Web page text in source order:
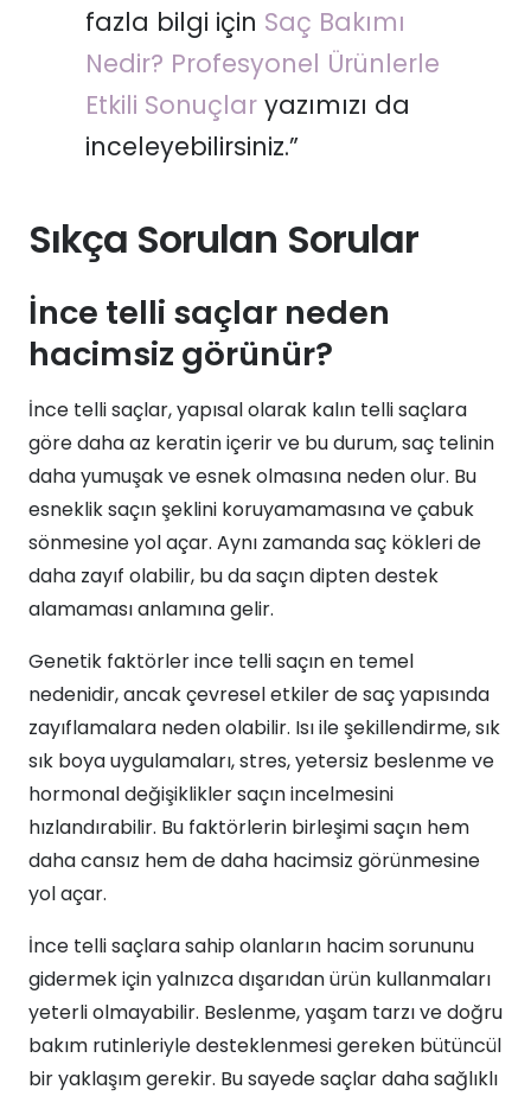
fazla bilgi için Saç Bakımı
Nedir? Profesyonel Ürünlerle
Etkili Sonuçlar yazımızı da
inceleyebilirsiniz.”
Sıkça Sorulan Sorular
İnce telli saçlar neden
hacimsiz görünür?
İnce telli saçlar, yapısal olarak kalın telli saçlara
göre daha az keratin içerir ve bu durum, saç telinin
daha yumuşak ve esnek olmasına neden olur. Bu
esneklik saçın şeklini koruyamamasına ve çabuk
sönmesine yol açar. Aynı zamanda saç kökleri de
daha zayıf olabilir, bu da saçın dipten destek
alamaması anlamına gelir.
Genetik faktörler ince telli saçın en temel
nedenidir, ancak çevresel etkiler de saç yapısında
zayıflamalara neden olabilir. Isı ile şekillendirme, sık
sık boya uygulamaları, stres, yetersiz beslenme ve
hormonal değişiklikler saçın incelmesini
hızlandırabilir. Bu faktörlerin birleşimi saçın hem
daha cansız hem de daha hacimsiz görünmesine
yol açar.
İnce telli saçlara sahip olanların hacim sorununu
gidermek için yalnızca dışarıdan ürün kullanmaları
yeterli olmayabilir. Beslenme, yaşam tarzı ve doğru
bakım rutinleriyle desteklenmesi gereken bütüncül
bir yaklaşım gerekir. Bu sayede saçlar daha sağlıklı